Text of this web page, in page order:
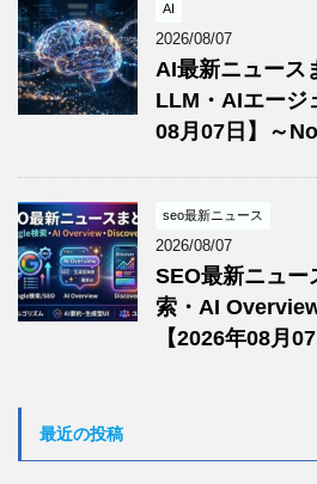
AI
2026/08/07
AI最新ニュース
LLM・AIエージ
08月07日】～
seo最新ニュース
2026/08/07
SEO最新ニュ
索・AI
【2026年08月
最近の投稿